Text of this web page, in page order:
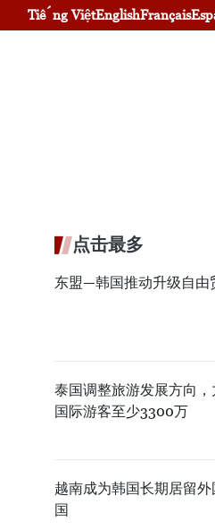
Tiếng ViệtEnglishFrançais
点击最多
东盟—韩国推动升级自由
泰国调整旅游发展方向
国际游客至少3300万
越南成为韩国长期居留
国